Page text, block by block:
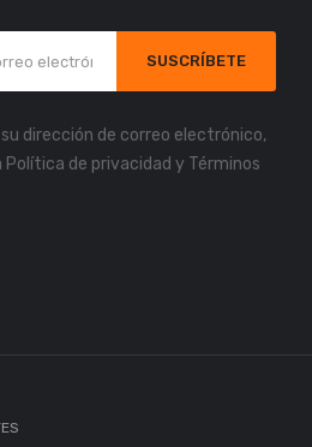
SUSCRÍBETE
dirección de correo electrónico,
Política de privacidad y Términos